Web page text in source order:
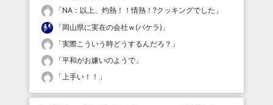
「NA：以上、灼熱！！情熱！?クッキングでした 」
「岡山県に実在の会社ｗ(バケラ) 」
「実際こういう時どうするんだろ？ 」
「平和がお嫌いのようで 」
「上手い！！ 」